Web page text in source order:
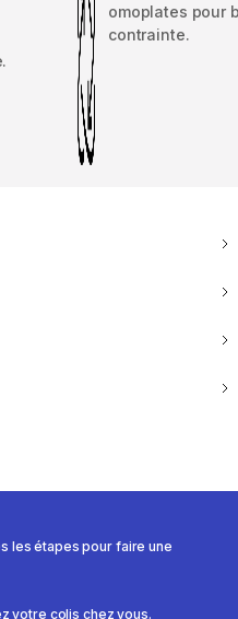
omoplates pour
contrainte.
les étapes pour faire une
votre colis chez vous.